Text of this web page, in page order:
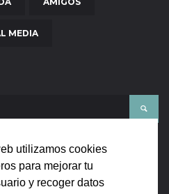
utilizamos cookies
para mejorar tu
y recoger datos
MEDIA